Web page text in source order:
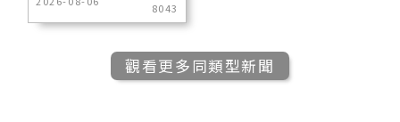
8043
觀看更多同類型新聞